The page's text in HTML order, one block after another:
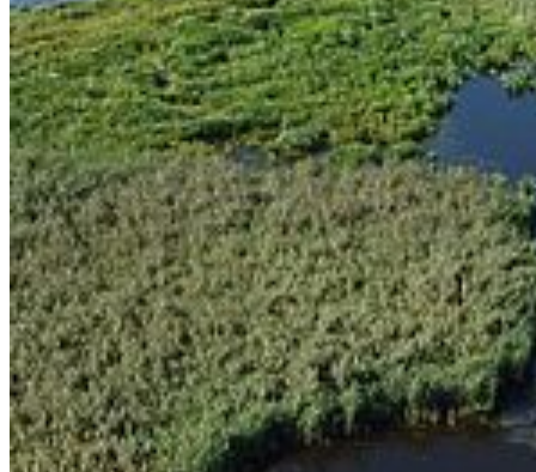
Karte
Campus Innenstadt Campus Berthold-Beitz-Platz Campus
Soldmannstraße Campus Loefflerstraße
Campus Innenstadt
Campus Berthold-Beitz-Platz
Campus Soldmannstraße
Campus Loefflerstraße